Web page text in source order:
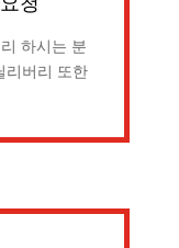
하시는 분
리버리 또한